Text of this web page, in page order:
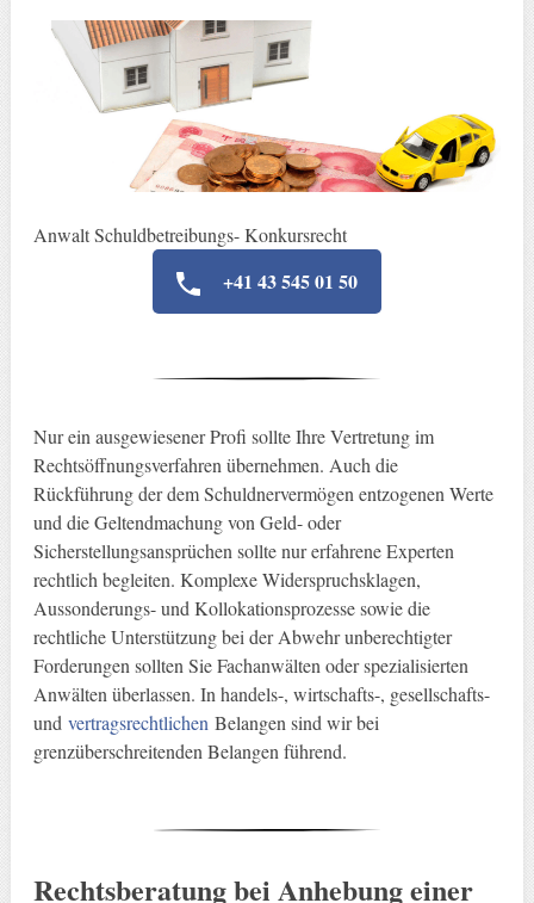
Anwalt Schuldbetreibungs- Konkursrecht
+41 43 545 01 50
Nur ein ausgewiesener Profi sollte Ihre Vertretung im
Rechtsöffnungsverfahren übernehmen. Auch die
Rückführung der dem Schuldnervermögen entzogenen Werte
und die Geltendmachung von Geld- oder
Sicherstellungsansprüchen sollte nur erfahrene Experten
rechtlich begleiten. Komplexe Widerspruchsklagen,
Aussonderungs- und Kollokationsprozesse sowie die
rechtliche Unterstützung bei der Abwehr unberechtigter
Forderungen sollten Sie Fachanwälten oder spezialisierten
Anwälten überlassen. In handels-, wirtschafts-, gesellschafts-
und vertragsrechtlichen Belangen sind wir bei
grenzüberschreitenden Belangen führend.
Rechtsberatung bei Anhebung einer